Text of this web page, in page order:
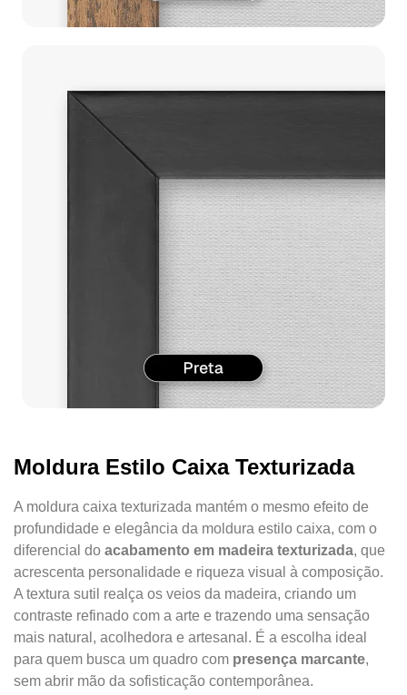
Moldura Estilo Caixa Texturizada
A moldura caixa texturizada mantém o mesmo efeito de
profundidade e elegância da moldura estilo caixa, com o
diferencial do acabamento em madeira texturizada, que
acrescenta personalidade e riqueza visual à composição.
A textura sutil realça os veios da madeira, criando um
contraste refinado com a arte e trazendo uma sensação
mais natural, acolhedora e artesanal. É a escolha ideal
para quem busca um quadro com presença marcante,
sem abrir mão da sofisticação contemporânea.